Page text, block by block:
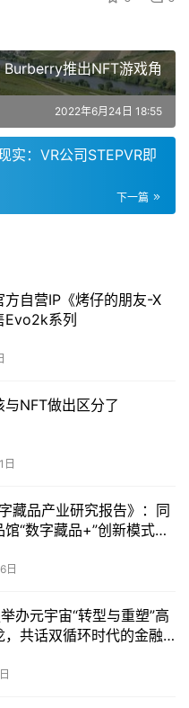
推出NFT游戏角
2022年6月24日 18:55
实：VR公司STEPVR即
下一篇
方自营IP《烤仔的朋友-X
Evo2k系列
与NFT做出区分了
日
藏品产业研究报告》：同
“数字藏品+”创新模式，
日
办元宇宙“转型与重塑”高
，共话双循环时代的金融